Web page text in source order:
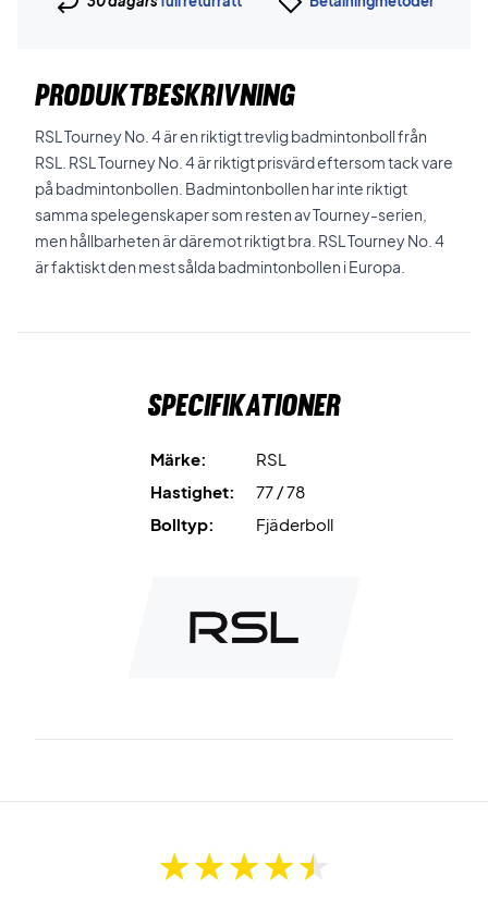
PRODUKTBESKRIVNING
RSL Tourney No. 4 är en riktigt trevlig badmintonboll från
RSL. RSL Tourney No. 4 är riktigt prisvärd eftersom tack vare
på badmintonbollen. Badmintonbollen har inte riktigt
samma spelegenskaper som resten av Tourney-serien,
men hållbarheten är däremot riktigt bra. RSL Tourney No. 4
är faktiskt den mest sålda badmintonbollen i Europa.
Specifikationer
Märke:
RSL
Hastighet:
77 / 78
Bolltyp:
Fjäderboll